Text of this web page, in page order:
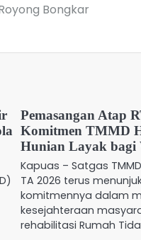
Bongkar
Pemasangan Atap
Komitmen TMMD
Hunian Layak bagi
Kapuas – Satgas
TA 2026 terus
komitmennya dalam
kesejahteraan
rehabilitasi Rumah